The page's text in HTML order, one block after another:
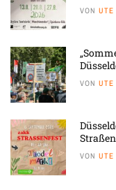
VON UTE
VON UTE
VON UTE